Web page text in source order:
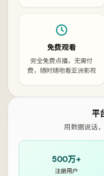
免费观看
完全免费点播，无需付
费，随时随地看亚洲影视
平
用数据说话
500万+
注册用户